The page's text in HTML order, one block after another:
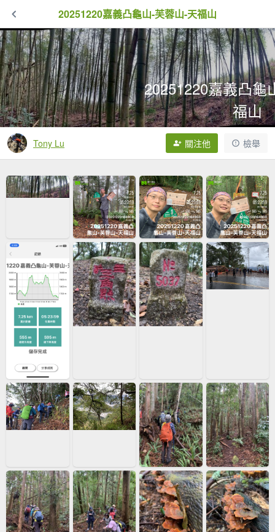
20251220嘉義凸龜山-芙蓉山-天福山
20251220嘉義凸龜
福山
0次拍手 4,373次點閱
Tony Lu 關注他 檢舉